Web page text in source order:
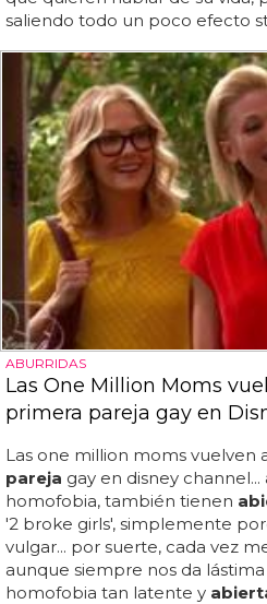
saliendo todo un poco efecto
ABURRIDAS
Las One Million Moms
primera pareja gay en
Las one million moms vuelven
pareja gay en disney
homofobia, también tienen
'2 broke girls', simplemente
vulgar... por suerte, cada vez
aunque siempre nos da
homofobia tan latente y